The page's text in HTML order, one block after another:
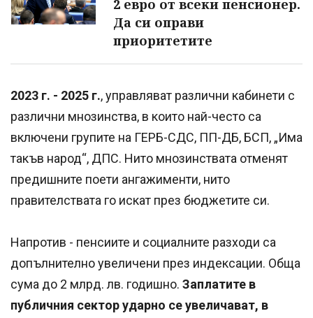
2 евро от всеки пенсионер.
Да си оправи
приоритетите
2023 г. - 2025 г., управляват различни кабинети с
различни мнозинства, в които най-често са
включени групите на ГЕРБ-СДС, ПП-ДБ, БСП, „Има
такъв народ“, ДПС. Нито мнозинствата отменят
предишните поети ангажименти, нито
правителствата го искат през бюджетите си.
Напротив - пенсиите и социалните разходи са
допълнително увеличени през индексации. Обща
сума до 2 млрд. лв. годишно. Заплатите в
публичния сектор ударно се увеличават, в